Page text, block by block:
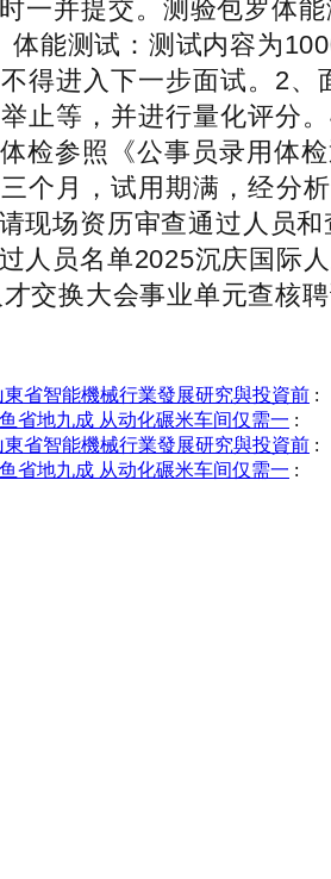
一并提交。测验包罗体
体能测试：测试内容为
得进入下一步面试。2
止等，并进行量化评分
检参照《公事员录用体
个月，试用期满，经分
现场资历审查通过人员
人员名单2025沉庆国际
交换大会事业单元查核
東省智能機械行業發展研究與投資前 :
省地九成 从动化碾米车间仅需一 :
東省智能機械行業發展研究與投資前 :
省地九成 从动化碾米车间仅需一 :